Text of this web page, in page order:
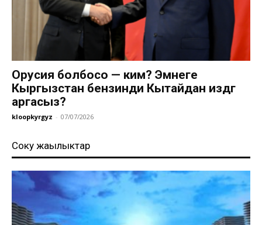
Орусия болбосо — ким? Эмнеге
Кыргызстан бензинди Кытайдан издөөгө
аргасыз?
kloopkyrgyz - 07/07/2026
Соңку жаңылыктар